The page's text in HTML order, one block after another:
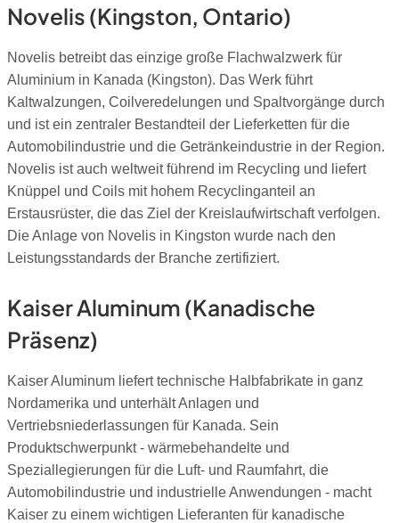
Novelis (Kingston, Ontario)
Novelis betreibt das einzige große Flachwalzwerk für
Aluminium in Kanada (Kingston). Das Werk führt
Kaltwalzungen, Coilveredelungen und Spaltvorgänge durch
und ist ein zentraler Bestandteil der Lieferketten für die
Automobilindustrie und die Getränkeindustrie in der Region.
Novelis ist auch weltweit führend im Recycling und liefert
Knüppel und Coils mit hohem Recyclinganteil an
Erstausrüster, die das Ziel der Kreislaufwirtschaft verfolgen.
Die Anlage von Novelis in Kingston wurde nach den
Leistungsstandards der Branche zertifiziert.
Kaiser Aluminum (Kanadische
Präsenz)
Kaiser Aluminum liefert technische Halbfabrikate in ganz
Nordamerika und unterhält Anlagen und
Vertriebsniederlassungen für Kanada. Sein
Produktschwerpunkt - wärmebehandelte und
Speziallegierungen für die Luft- und Raumfahrt, die
Automobilindustrie und industrielle Anwendungen - macht
Kaiser zu einem wichtigen Lieferanten für kanadische